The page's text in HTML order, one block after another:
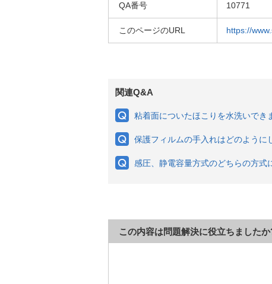
QA番号 10771
このページのURL https://
関連Q&A
粘着面についたほこりを水洗いでき
保護フィルムの手入れはどのように
感圧、静電容量方式のどちらの方式
この内容は問題解決に役立ちました